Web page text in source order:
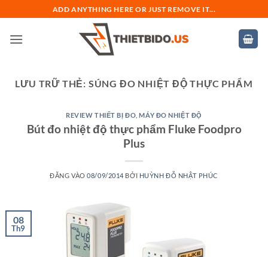
qua
nội
ADD ANYTHING HERE OR JUST REMOVE IT...
LƯU TRỮ THẺ: SÚNG ĐO NHIỆT ĐỘ THỰC PHẨM
REVIEW THIẾT BỊ ĐO ,MÁY ĐO NHIỆT ĐỘ
Bút đo nhiệt độ thực phẩm Fluke Foodpro
Plus
ĐĂNG VÀO08/09/2014 BỞI HUỲNH ĐỖ NHẬT PHÚC
08
Th9